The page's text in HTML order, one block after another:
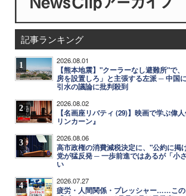
記事ランキング
1 2026.08.01
【熊本地震】"クーラーなし避難所"で
房を設置しろ」と主張する左派 ─ 中国
引水の議論に批判殺到
2 2026.08.02
【名画座リバティ (29)】映画で学ぶ偉
リンカーン』
3 2026.08.06
高市政権の消費減税決定に、"公約に掲
党が猛反発 ─ 一歩前進ではあるが「小
い
4 2026.07.27
疲労・人間関係・プレッシャー……この